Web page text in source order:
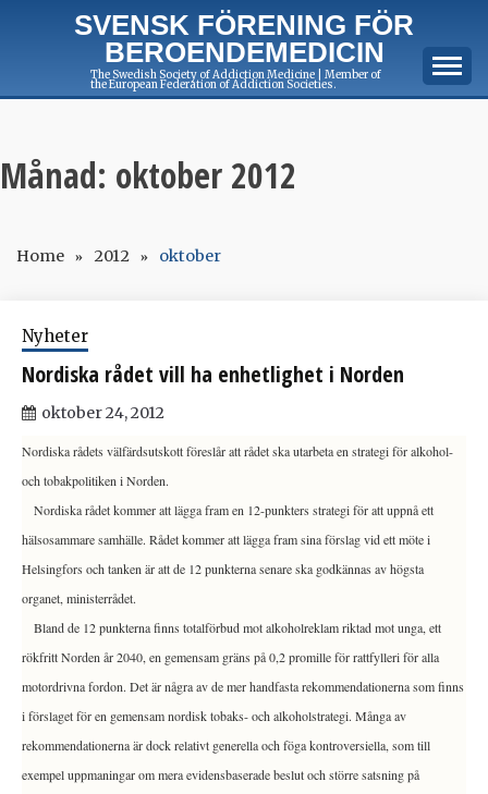
SVENSK FÖRENING FÖR
BEROENDEMEDICIN
The Swedish Society of Addiction Medicine | Member of
the European Federation of Addiction Societies.
Månad: oktober 2012
Home 2012 oktober
Nyheter
Nordiska rådet vill ha enhetlighet i Norden
oktober 24, 2012
Nordiska rådets välfärdsutskott föreslår att rådet ska utarbeta en strategi för alkohol-
och tobakpolitiken i Norden.
Nordiska rådet kommer att lägga fram en 12-punkters strategi för att uppnå ett
hälsosammare samhälle. Rådet kommer att lägga fram sina förslag vid ett möte i
Helsingfors och tanken är att de 12 punkterna senare ska godkännas av högsta
organet, ministerrådet.
Bland de 12 punkterna finns totalförbud mot alkoholreklam riktad mot unga, ett
rökfritt Norden år 2040, en gemensam gräns på 0,2 promille för rattfylleri för alla
motordrivna fordon. Det är några av de mer handfasta rekommendationerna som finns
i förslaget för en gemensam nordisk tobaks- och alkoholstrategi. Många av
rekommendationerna är dock relativt generella och föga kontroversiella, som till
exempel uppmaningar om mera evidensbaserade beslut och större satsning på